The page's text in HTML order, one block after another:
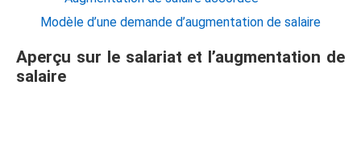
Modèle d’une demande d’augmentation de salaire
Aperçu sur le salariat et l’augmentation de
salaire